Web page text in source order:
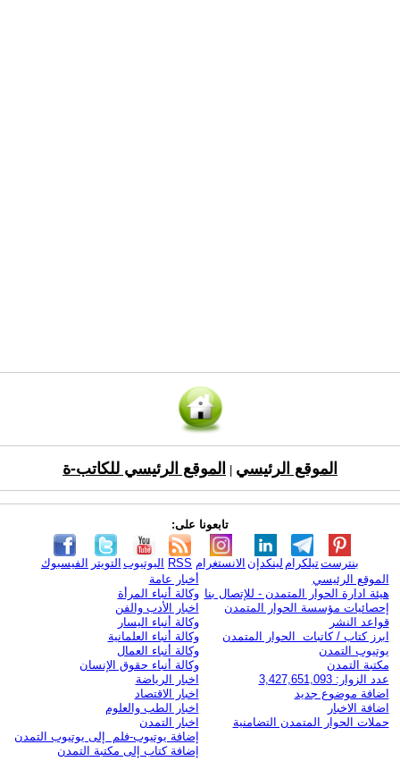
الموقع الرئيسي الموقع الرئيسي للكاتب-ة
تابعونا على:
الفيسبوك التويتر اليوتيوب RSS الانستغرام لينكدإن تيلكرامبنترست
الموقع الرئيسي
هيئة ادارة الحوار المتمدن - للإتصال بنا
إحصائيات مؤسسة الحوار المتمدن
قواعد النشر
ابرز كتاب / كاتبات الحوار المتمدن
يوتيوب التمدن
مكتبة التمدن
عدد الزوار: 3,427,651,093
اضافة موضوع جديد
اضافة الاخبار
حملات الحوار المتمدن التضامنية
أخبار عامة
وكالة أنباء المرأة
اخبار الأدب والفن
وكالة أنباء اليسار
وكالة أنباء العلمانية
وكالة أنباء العمال
وكالة أنباء حقوق الإنسان
اخبار الرياضة
اخبار الاقتصاد
اخبار الطب والعلوم
اخبار التمدن
إضافة يوتيوب-فلم إلى يوتيوب التمدن
إضافة كتاب إلى مكتبة التمدن